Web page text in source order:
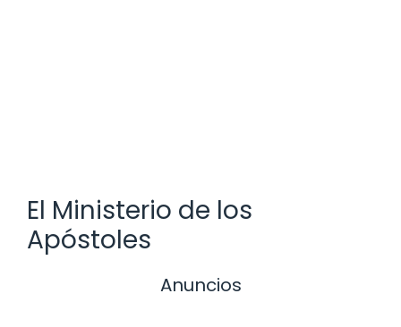
El Ministerio de los
Apóstoles
Anuncios